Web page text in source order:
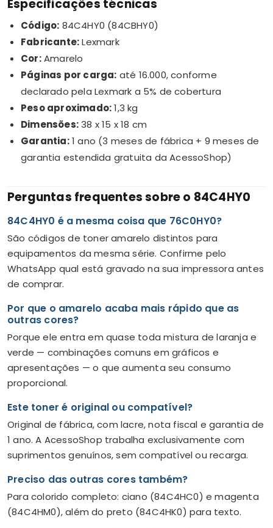
Especificações técnicas
Código: 84C4HY0 (84CBHY0)
Fabricante:Lexmark
Cor:Amarelo
Páginas por carga: até 16.000, conforme
declarado pela Lexmark a 5% de cobertura
Peso aproximado:1,3 kg
Dimensões:38 x 15 x 18 cm
Garantia:1 ano (3 meses de fábrica + 9 meses de
garantia estendida gratuita da AcessoShop)
Perguntas frequentes sobre o 84C4HY0
84C4HY0 é a mesma coisa que 76C0HY0?
São códigos de toner amarelo distintos para
equipamentos da mesma série. Confirme pelo
WhatsApp qual está gravado na sua impressora antes
de comprar.
Por que o amarelo acaba mais rápido que as
outras cores?
Porque ele entra em quase toda mistura de laranja e
verde — combinações comuns em gráficos e
apresentações — o que aumenta seu consumo
proporcional.
Este toner é original ou compatível?
Original de fábrica, com lacre, nota fiscal e garantia de
1 ano. A AcessoShop trabalha exclusivamente com
suprimentos genuínos, sem compatível ou recarga.
Preciso das outras cores também?
Para colorido completo: ciano (84C4HC0) e magenta
(84C4HM0), além do preto (84C4HK0) para texto.